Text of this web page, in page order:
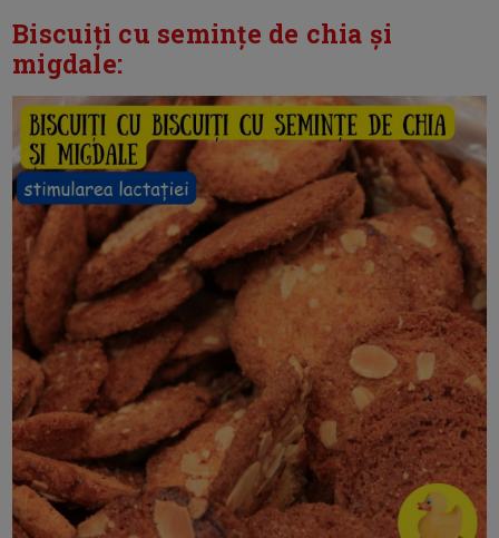
Biscuiți cu semințe de chia și
migdale: